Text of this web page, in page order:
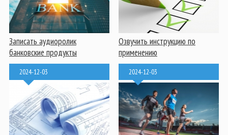
Записать аудиоролик
банковские продукты
Озвучить инструкцию по
применению
2024-12-03 2024-12-03